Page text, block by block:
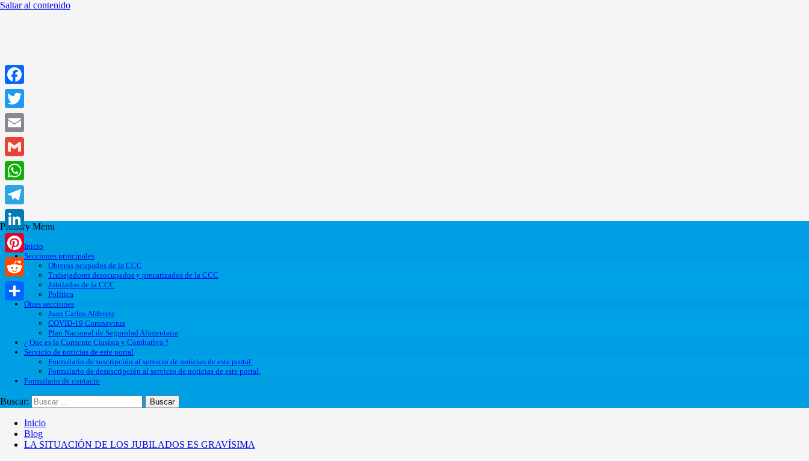
Saltar al contenido
Primary Menu
Inicio
Secciones principales
Obreros ocupados de la CCC
Trabajadores desocupados y precarizados de la CCC
Jubilados de la CCC
Política
Otras secciones
Juan Carlos Alderete
COVID-19 Coronavirus
Plan Nacional de Seguridad Alimentaria
¿ Que es la Corriente Clasista y Combativa ?
Servicio de noticias de este portal
Formulario de suscripción al servicio de noticias de este portal.
Formulario de desuscripción al servicio de noticias de este portal.
Formulario de contacto
Buscar:
Inicio
Blog
LA SITUACIÓN DE LOS JUBILADOS ES GRAVÍSIMA
Facebook
Twitter
Email
Gmail
WhatsApp
Telegram
LinkedIn
Pinterest
Reddit
Compartir